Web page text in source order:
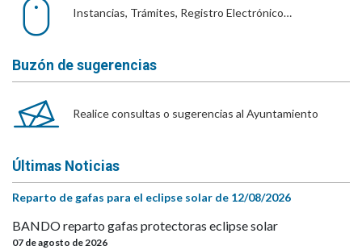
Instancias, Trámites, Registro Electrónico…
Buzón de sugerencias
Realice consultas o sugerencias al Ayuntamiento
Últimas Noticias
Reparto de gafas para el eclipse solar de 12/08/2026
BANDO reparto gafas protectoras eclipse solar
07 de agosto de 2026